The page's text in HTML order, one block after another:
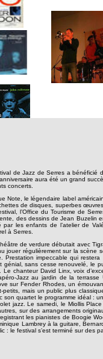
de Jazz de Serres a bénéficié
aura été un grand
concerts.
Note, le légendaire label
de disques, superbes
l’Office du Tourisme de
des dessins de Jean Buzelin
les enfants de l’atelier de
à Serres.
de verdure débutait avec
jouer régulièrement sur la scène
Prestation impeccable qui
génial, sans cesse renouvelé, le
Le chanteur David Linx, voix
Jazz au jardin de la
sur Fender Rhodes, un
mais un public plus
son quartet le programme idéal :
jazz. Le samedi, le Miollis
sur des arrangements
les pianistes de Boogie
Lambrey à la guitare,
: le festival s’est terminé sur des